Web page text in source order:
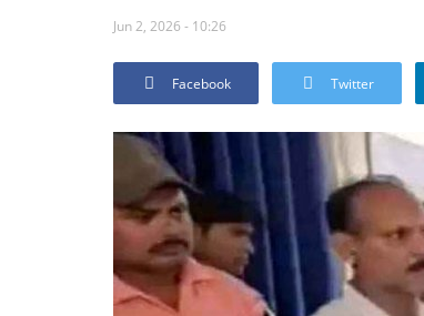
Jun 2, 2026 - 10:26
Facebook Twitter